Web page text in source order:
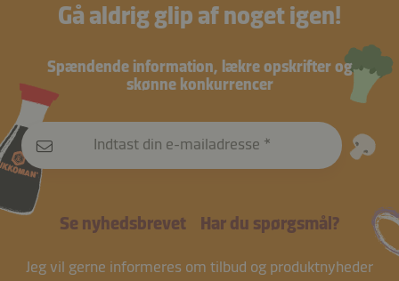
Gå aldrig glip af noget igen!
Spændende information, lækre opskrifter og
skønne konkurrencer
Indtast din e-mailadresse
Se nyhedsbrevet Har du spørgsmål?
Jeg vil gerne informeres om tilbud og produktnyheder